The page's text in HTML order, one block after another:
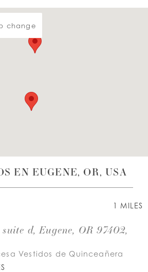
change
EN EUGENE, OR, USA
1 MILES
d, Eugene, OR 97402,
Vestidos de Quinceañera